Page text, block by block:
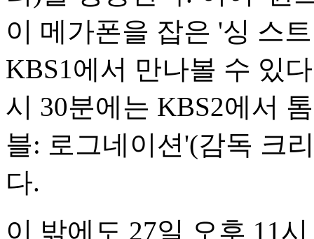
이 메가폰을 잡은 '싱 스
KBS1에서 만나볼 수 있
시 30분에는 KBS2에서
블: 로그네이션'(감독 크
다.
이 밖에도 27일 오후 11